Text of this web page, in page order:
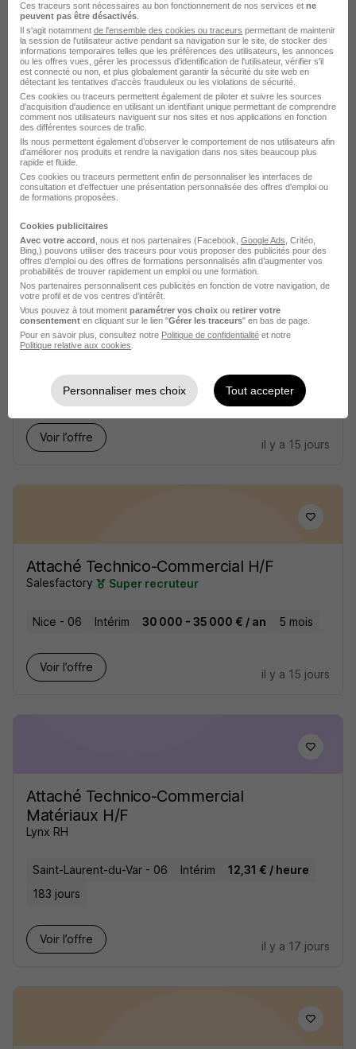
Technico-Commercial Étanchéité H/F
Toma Intérim
Mougins - 06 Intérim 1 900 € / mois 3 mois
Voir l’offre
il y a 14 jours
Conseiller Clientèle Livraison de
Véhicules Automobiles H/F
Aquila RH
71 jours
Voir l’offre
il y a 15 jours
Attaché Technico-Commercial H/F
Salesfactory Super recruteur
Nice - 06 Intérim 30 000 - 35 000 € / an 5 mois
Voir l’offre
il y a 15 jours
Attaché Technico-Commercial
Matériaux H/F
Lynx RH
Saint-Laurent-du-Var - 06 Intérim
12,31 € / heure
183 jours
Voir l’offre
il y a 17 jours
Ces traceurs sont nécessaires au bon fonctionnement de nos services et ne
peuvent pas être désactivés
Il s'agit notamment de l'ensemble des cookies ou traceurs permettant de maintenir
la session de l'utilisateur active pendant sa navigation sur le site, de stocker des
informations temporaires telles que les préférences des utilisateurs, les annonces
ou les offres vues, gérer les processus d'identification de l'utilisateur, vérifier s'il
est connecté ou non, et plus globalement garantir la sécurité du site web en
détectant les tentatives d'accès frauduleux ou les violations de sécurité.
Ces cookies ou traceurs permettent également de piloter et suivre les sources
d'acquisition d'audience en utilisant un identifiant unique permettant de comprendre
comment nos utilisateurs naviguent sur nos sites et nos applications en fonction
des différentes sources de trafic.
Ils nous permettent également d’observer le comportement de nos utilisateurs afin
d'améliorer nos produits et rendre la navigation dans nos sites beaucoup plus
rapide et fluide.
Ces cookies ou traceurs permettent enfin de personnaliser les interfaces de
consultation et d'effectuer une présentation personnalisée des offres d'emploi ou
de formations proposées.
Cookies publicitaires
Avec votre accord , nous et nos partenaires (Facebook, Google Ads , Critéo,
Bing,) pouvons utiliser des traceurs pour vous proposer des publicités pour des
offres d’emploi ou des offres de formations personnalisés afin d’augmenter vos
probabilités de trouver rapidement un emploi ou une formation.
Nos partenaires personnalisent ces publicités en fonction de votre navigation, de
votre profil et de vos centres d’intérêt.
Vous pouvez à tout moment paramétrer vos choix ou retirer votre
consentement en cliquant sur le lien "Gérer les traceurs" en bas de page.
Pour en savoir plus, consultez notre Politique de confidentialité et notre
Politique relative aux cookies
Personnaliser mes choix Tout accepter